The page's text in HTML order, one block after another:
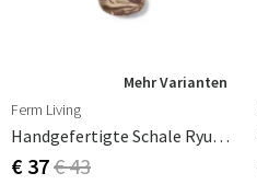
Mehr Varianten
Ferm Living
Handgefertigte Schale Ryu 15.5cm
€ 37€ 43